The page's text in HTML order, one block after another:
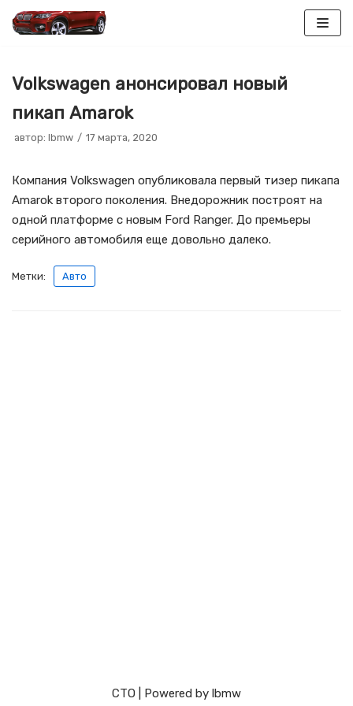
содержимому
Volkswagen анонсировал новый
пикап Amarok
автор: lbmw 17 марта, 2020
Компания Volkswagen опубликовала первый тизер пикапа
Amarok второго поколения. Внедорожник построят на
одной платформе с новым Ford Ranger. До премьеры
серийного автомобиля еще довольно далеко.
Метки: Авто
СТО | Powered by lbmw